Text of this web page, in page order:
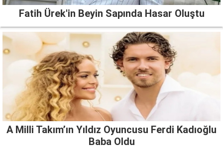
Fatih Ürek'in Beyin Sapında Hasar Oluştu
A Milli Takım’ın Yıldız Oyuncusu Ferdi Kadıoğlu
Baba Oldu